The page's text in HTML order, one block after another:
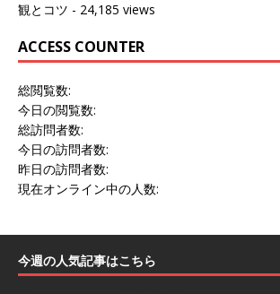
観とコツ - 24,185 views
ACCESS COUNTER
総閲覧数:
今日の閲覧数:
総訪問者数:
今日の訪問者数:
昨日の訪問者数:
現在オンライン中の人数:
今週の人気記事はこちら